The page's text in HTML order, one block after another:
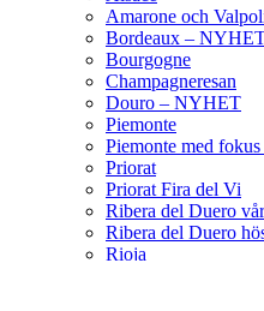
Amarone och
Bordeaux –
Bourgogne
Champagneresan
Douro – NYHET
Piemonte
Piemonte med
Priorat
Priorat Fira del Vi
Ribera del Duero vår
Ribera del Duero
Rioja